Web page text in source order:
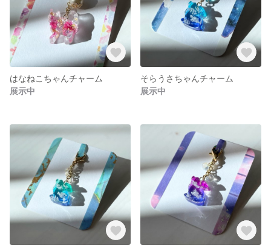
はなねこちゃんチャーム
展示中
そらうさちゃんチャーム
展示中